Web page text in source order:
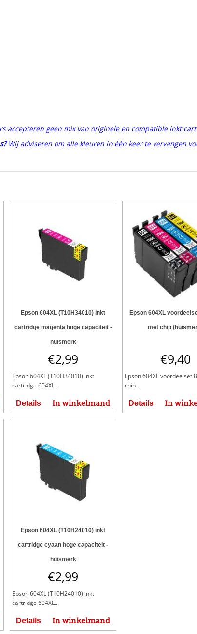
accepteren geen mix van originele en compatible inkt
Wij adviseren om alle kleuren in één keer te vervangen
Epson 604XL (T10H34010) inkt
cartridge magenta hoge capaciteit -
huismerk
€2,99
Epson 604XL (T10H34010) inkt
cartridge 604XL...
Details In winkelmand
Epson 604XL
met chip
€9,40
Epson 604XL voordeelset
chip...
Details In
Epson 604XL (T10H24010) inkt
cartridge cyaan hoge capaciteit -
huismerk
€2,99
Epson 604XL (T10H24010) inkt
cartridge 604XL...
Details In winkelmand